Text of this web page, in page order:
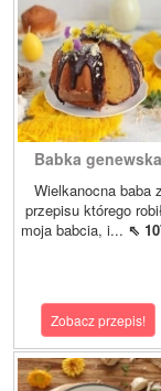
Babka genewska
Wielkanocna baba z
przepisu którego
moja babcia, i... ⇖
Zobacz przepis!